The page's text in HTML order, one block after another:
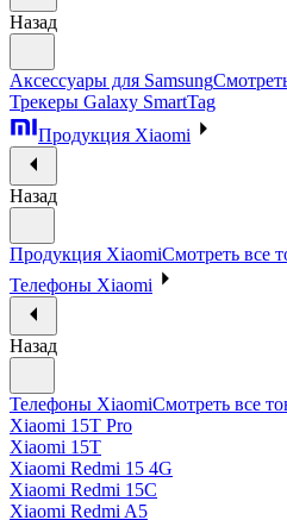
Назад
Аксессуары для Samsung
Трекеры Galaxy SmartTag
Продукция Xiaomi
Назад
Продукция XiaomiСмотреть все
Телефоны Xiaomi
Назад
Телефоны XiaomiСмотреть все
Xiaomi 15T Pro
Xiaomi 15T
Xiaomi Redmi 15 4G
Xiaomi Redmi 15C
Xiaomi Redmi A5